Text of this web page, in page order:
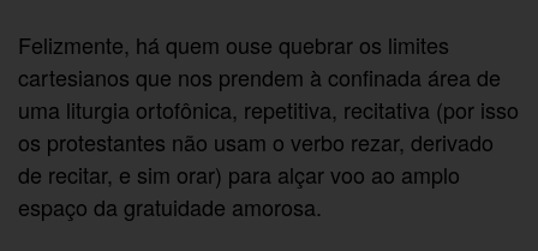
Felizmente, há quem ouse quebrar os limites
cartesianos que nos prendem à confinada área de
uma liturgia ortofônica, repetitiva, recitativa (por isso
os protestantes não usam o verbo rezar, derivado
de recitar, e sim orar) para alçar voo ao amplo
espaço da gratuidade amorosa.